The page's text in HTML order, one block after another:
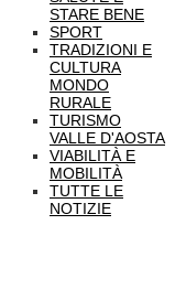
STARE BENE
SPORT
TRADIZIONI E
CULTURA
MONDO
RURALE
TURISMO
VALLE D'AOSTA
VIABILITÀ E
MOBILITÀ
TUTTE LE
NOTIZIE